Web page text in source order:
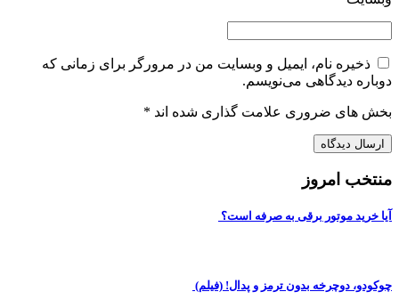
ذخیره نام، ایمیل و وبسایت من در مرورگر برای زمانی که
دوباره دیدگاهی می‌نویسم.
بخش های ضروری علامت گذاری شده اند *
منتخب امروز
آیا خرید موتور برقی به صرفه است؟
چوکودو، دوچرخه بدون ترمز و پدال! (فیلم)